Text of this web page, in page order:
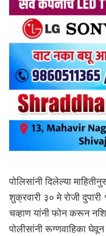
पोलिसांनी दिलेल्या
शुक्रवारी ३० मे रोजी
चव्हाण यांनी फोन करून
पोलीसांनी रूग्णवाहिका